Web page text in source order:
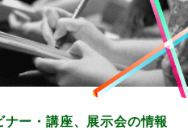
ー・講座、展示会の情報